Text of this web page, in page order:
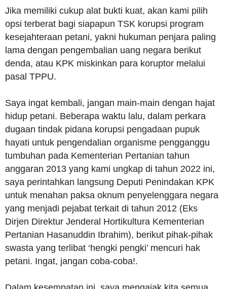
Jika memiliki cukup alat bukti kuat, akan kami pilih
opsi terberat bagi siapapun TSK korupsi program
kesejahteraan petani, yakni hukuman penjara paling
lama dengan pengembalian uang negara berikut
denda, atau KPK miskinkan para koruptor melalui
pasal TPPU.
Saya ingat kembali, jangan main-main dengan hajat
hidup petani. Beberapa waktu lalu, dalam perkara
dugaan tindak pidana korupsi pengadaan pupuk
hayati untuk pengendalian organisme pengganggu
tumbuhan pada Kementerian Pertanian tahun
anggaran 2013 yang kami ungkap di tahun 2022 ini,
saya perintahkan langsung Deputi Penindakan KPK
untuk menahan paksa oknum penyelenggara negara
yang menjadi pejabat terkait di tahun 2012 (Eks
Dirjen Direktur Jenderal Hortikultura Kementerian
Pertanian Hasanuddin Ibrahim), berikut pihak-pihak
swasta yang terlibat ‘hengki pengki’ mencuri hak
petani. Ingat, jangan coba-coba!.